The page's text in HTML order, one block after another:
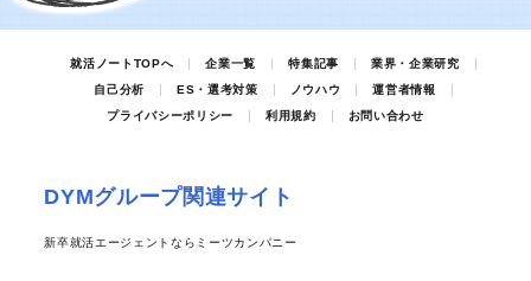
就活ノートTOPへ 企業一覧 特集記事
業界・企業研究
自己分析
ES・選考対策 ノウハウ
運営者情報
プライバシーポリシー
利用規約 お問い合わせ
DYMグループ関連サイト
新卒就活エージェントならミーツカンパニー